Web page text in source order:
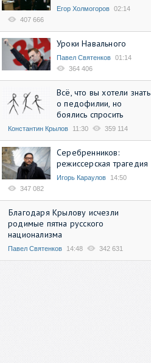
Егор Холмогоров 02:14
407 666
Уроки Навального
Павел Святенков 01:14
364 406
Всё, что вы хотели знать
о педофилии, но
боялись спросить
Константин Крылов 11:30 359 114
Серебренников:
режиссерская трагедия
Игорь Караулов
14:50
347 082
Благодаря Крылову исчезли
родимые пятна русского
национализма
Павел Святенков 14:48 342 631